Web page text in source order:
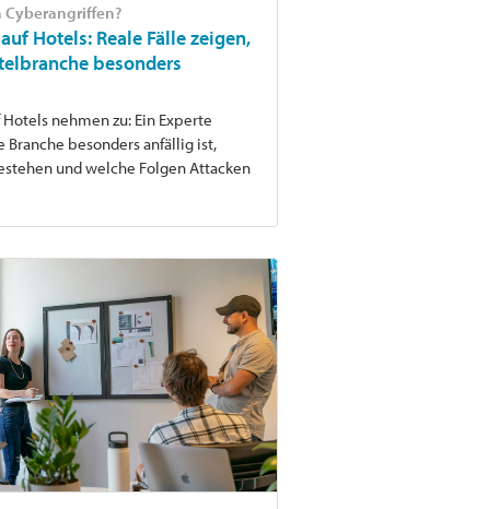
Cyberangriffen?
Hotels: Reale Fälle zeigen,
besonders
nehmen zu: Ein Experte
Branche besonders anfällig ist,
und welche Folgen Attacken